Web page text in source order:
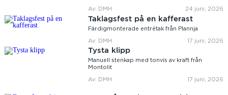
Av: DMH 24 juni, 2026
Taklagsfest på en kafferast
Färdigmonterade entrétak från Plannja
Av: DMH 17 juni, 2026
Tysta klipp
Manuell stenkap med tonvis av kraft från
Montolit
Av: DMH 17 juni, 2026